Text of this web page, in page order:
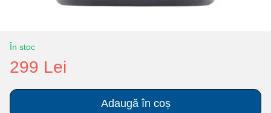
În stoc
299 Lei
Adaugă în coș